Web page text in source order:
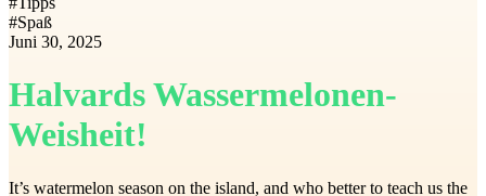
#Spaß
Juni 30, 2025
Halvards Wassermelonen-
Weisheit!
It’s watermelon season on the island, and who better to teach us the